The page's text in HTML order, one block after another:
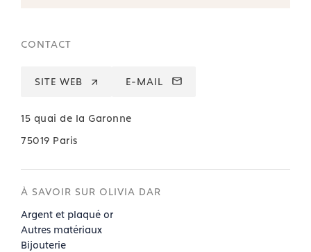
CONTACT
SITE WEB E-MAIL
15 quai de la Garonne
75019 Paris
À SAVOIR SUR OLIVIA DAR
Argent et plaqué or
Autres matériaux
Bijouterie